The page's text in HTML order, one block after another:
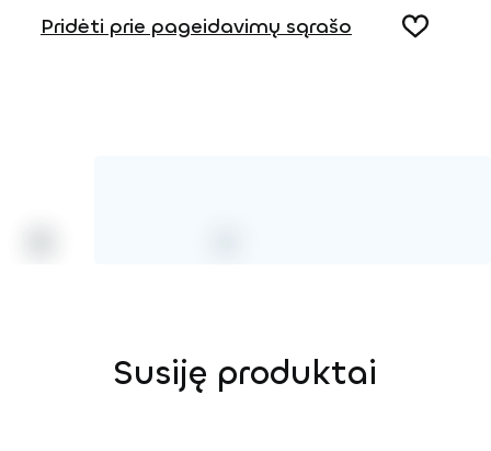
Pridėti prie pageidavimų sąrašo
Susiję produktai